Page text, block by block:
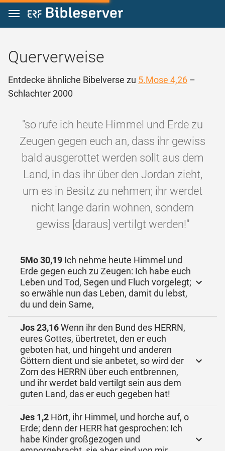
Zum Inhalt springen
Querverweise
Entdecke ähnliche Bibelverse zu 5.Mose 4,26 –
Schlachter 2000
"so rufe ich heute Himmel und Erde zu
Zeugen gegen euch an, dass ihr gewiss
bald ausgerottet werden sollt aus dem
Land, in das ihr über den Jordan zieht,
um es in Besitz zu nehmen; ihr werdet
nicht lange darin wohnen, sondern
gewiss [daraus] vertilgt werden!"
5Mo 30,19 Ich nehme heute Himmel und
Erde gegen euch zu Zeugen: Ich habe euch
Leben und Tod, Segen und Fluch vorgelegt;
so erwähle nun das Leben, damit du lebst,
du und dein Same,
Jos 23,16Wenn ihr den Bund des HERRN,
eures Gottes, übertretet, den er euch
geboten hat, und hingeht und anderen
Göttern dient und sie anbetet, so wird der
Zorn des HERRN über euch entbrennen,
und ihr werdet bald vertilgt sein aus dem
guten Land, das er euch gegeben hat!
Jes 1,2 Hört, ihr Himmel, und horche auf, o
Erde; denn der HERR hat gesprochen: Ich
habe Kinder großgezogen und